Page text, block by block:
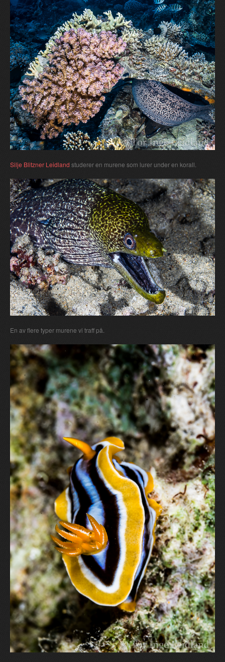
Silje Blitzner Leidland studerer en murene som lurer under en korall.
En av flere typer murene vi traff på.